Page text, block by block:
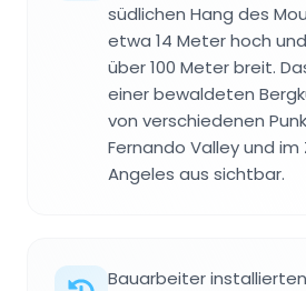
südlichen Hang des
etwa 14 Meter hoch
über 100 Meter breit.
einer bewaldeten
von verschiedenen
Fernando Valley und im
Angeles aus sichtbar.
Bauarbeiter installierten